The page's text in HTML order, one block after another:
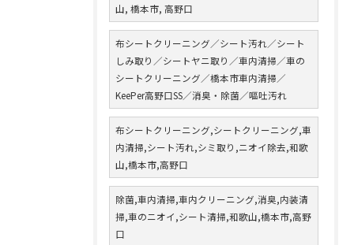
山, 橋本市, 高野口
布シートクリーニング／シート汚れ／シート
しみ取り／シートヤニ取り／車内清掃／車の
シートクリーニング／橋本市車内清掃／
KeePer高野口SS／消臭・除菌／嘔吐汚れ
布シートクリーニング,シートクリーニング,車
内清掃,シート汚れ,シミ取り,ニオイ除去,和歌
山,橋本市,高野口
除菌,車内清掃,車内クリーニング,消臭,内装清
掃,車のニオイ,シート清掃,和歌山,橋本市,高野
口